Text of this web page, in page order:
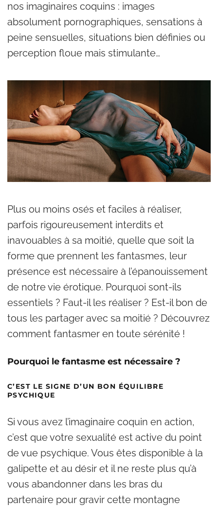
nos imaginaires coquins : images
absolument pornographiques, sensations à
peine sensuelles, situations bien définies ou
perception floue mais stimulante…
Plus ou moins osés et faciles à réaliser,
parfois rigoureusement interdits et
inavouables à sa moitié, quelle que soit la
forme que prennent les fantasmes, leur
présence est nécessaire à l’épanouissement
de notre vie érotique. Pourquoi sont-ils
essentiels ? Faut-il les réaliser ? Est-il bon de
tous les partager avec sa moitié ? Découvrez
comment fantasmer en toute sérénité !
Pourquoi le fantasme est nécessaire ?
C’EST LE SIGNE D’UN BON ÉQUILIBRE
PSYCHIQUE
Si vous avez l’imaginaire coquin en action,
c’est que votre sexualité est active du point
de vue psychique. Vous êtes disponible à la
galipette et au désir et il ne reste plus qu’à
vous abandonner dans les bras du
partenaire pour gravir cette montagne